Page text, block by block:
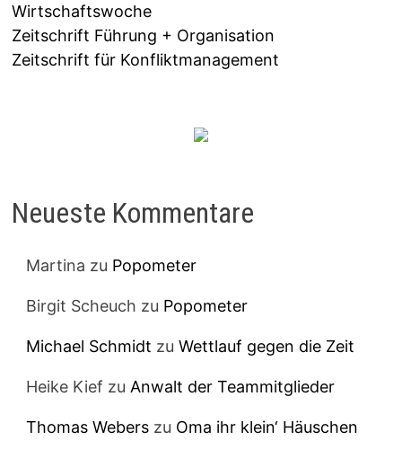
Wirtschaftswoche
Zeitschrift Führung + Organisation
Zeitschrift für Konfliktmanagement
Neueste Kommentare
Martina zu Popometer
Birgit Scheuch zu Popometer
Michael Schmidt zuWettlauf gegen die Zeit
Heike Kief zuAnwalt der Teammitglieder
Thomas Webers zu Oma ihr klein‘ Häuschen